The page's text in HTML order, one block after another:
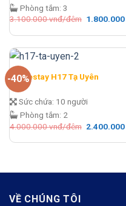
Phòng tắm: 3
3.100.000vnđ/đêm Giá
là:
đêm.
1.800.000
-40%
Homestay H17 Tạ Uyên
Sức chứa: 10 người
Phòng tắm: 2
4.000.000vnđ/đêm Giá
là:
2.400.000
VỀ CHÚNG TÔI